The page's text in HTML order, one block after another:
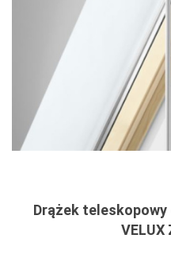
Drążek
VELUX